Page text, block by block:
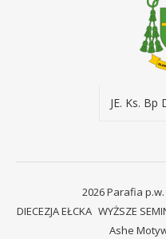
JE. Ks. Bp
2026 Parafia
DIECEZJA EŁCKA WYŻSZE
Ashe